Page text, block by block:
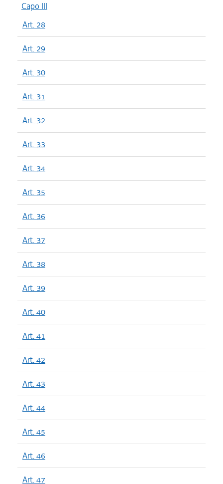
Capo III
Art. 28
Art. 29
Art. 30
Art. 31
Art. 32
Art. 33
Art. 34
Art. 35
Art. 36
Art. 37
Art. 38
Art. 39
Art. 40
Art. 41
Art. 42
Art. 43
Art. 44
Art. 45
Art. 46
Art. 47